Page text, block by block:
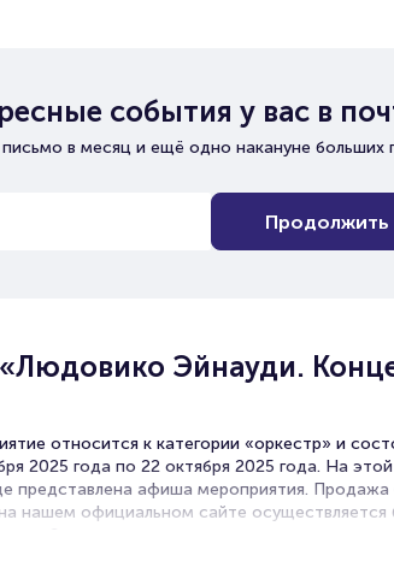
события у вас в
в месяц и ещё одно накануне больших
Продолжить
Эйнауди.
относится к категории «оркестр» и
2025 года по 22 октября 2025 года. На этой
представлена афиша мероприятия. Продажа
нашем официальном сайте осуществляется